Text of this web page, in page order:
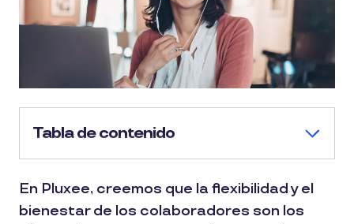
Tabla de contenido
En Pluxee, creemos que la flexibilidad y el
bienestar de los colaboradores son los